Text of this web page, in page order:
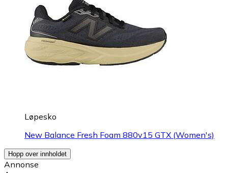
Løpesko
New Balance Fresh Foam 880v15 GTX (Women's)
Hopp over innholdet
Annonse